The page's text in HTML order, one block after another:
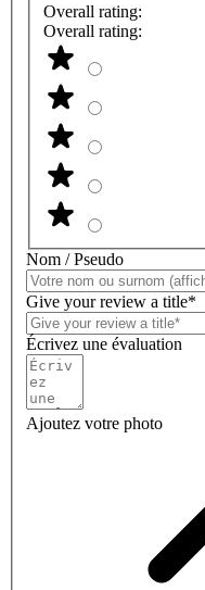
Overall rating:
Overall rating:
Nom / Pseudo
Give your review a title*
Écrivez une évaluation
Ajoutez votre photo